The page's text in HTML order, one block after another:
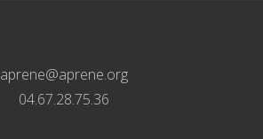
aprene@aprene.org
04.67.28.75.36